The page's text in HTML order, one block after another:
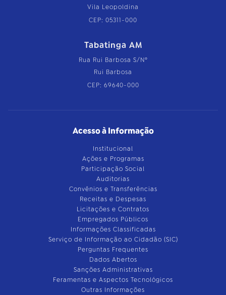
Vila Leopoldina
CEP: 05311-000
Tabatinga AM
Rua Rui Barbosa S/Nº
Rui Barbosa
CEP: 69640-000
Acesso à Informação
Institucional
Ações e Programas
Participação Social
Auditorias
Convênios e Transferências
Receitas e Despesas
Licitações e Contratos
Empregados Públicos
Informações Classificadas
Serviço de Informação ao Cidadão (SIC)
Perguntas Frequentes
Dados Abertos
Sanções Administrativas
Feramentas e Aspectos Tecnológicos
Outras Informações